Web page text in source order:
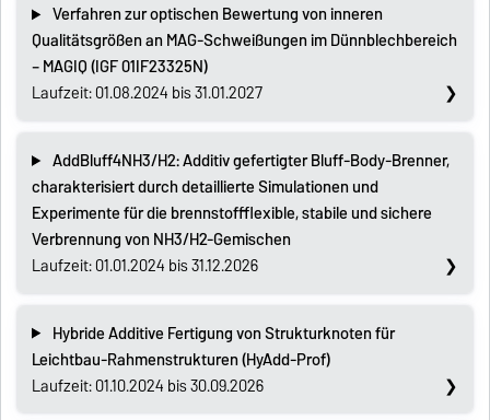
Verfahren zur optischen Bewertung von inneren
Qualitätsgrößen an MAG-Schweißungen im Dünnblechbereich
– MAGIQ (IGF 01IF23325N)
Laufzeit: 01.08.2024 bis 31.01.2027
AddBluff4NH3/H2: Additiv gefertigter Bluff-Body-Brenner,
charakterisiert durch detaillierte Simulationen und
Experimente für die brennstoffflexible, stabile und sichere
Verbrennung von NH3/H2-Gemischen
Laufzeit: 01.01.2024 bis 31.12.2026
Hybride Additive Fertigung von Strukturknoten für
Leichtbau-Rahmenstrukturen (HyAdd-Prof)
Laufzeit: 01.10.2024 bis 30.09.2026